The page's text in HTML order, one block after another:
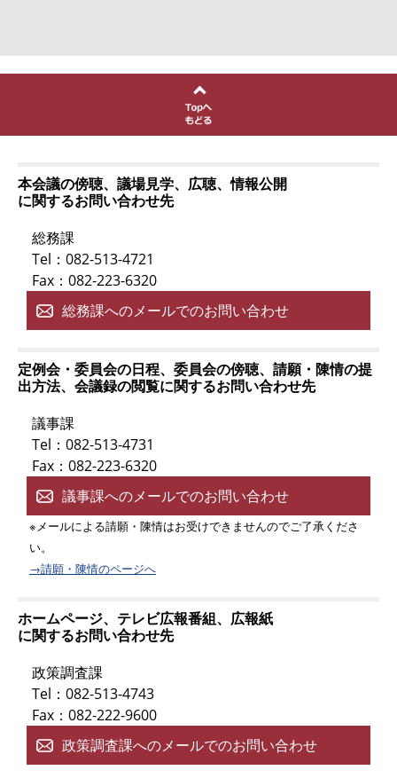
本会議の傍聴、議場見学、広聴、情報公開
に関するお問い合わせ先
総務課
Tel：082-513-4721
Fax：082-223-6320
総務課へのメールでのお問い合わせ
定例会・委員会の日程、委員会の傍聴、請願・陳情の提
出方法、会議録の閲覧に関するお問い合わせ先
議事課
Tel：082-513-4731
Fax：082-223-6320
議事課へのメールでのお問い合わせ
※メールによる請願・陳情はお受けできませんのでご了承くださ
い。
→請願・陳情のページへ
ホームページ、テレビ広報番組、広報紙
に関するお問い合わせ先
政策調査課
Tel：082-513-4743
Fax：082-222-9600
政策調査課へのメールでのお問い合わせ